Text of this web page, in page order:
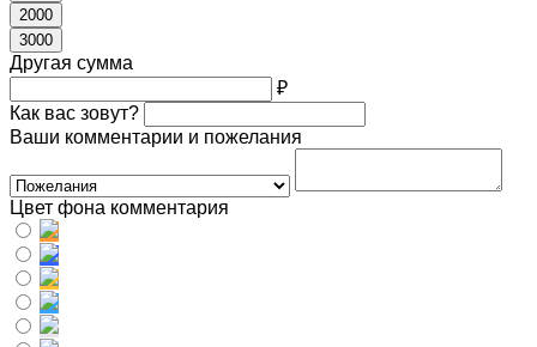
2000
3000
Другая сумма
₽
Как вас зовут?
Ваши комментарии и пожелания
Цвет фона комментария